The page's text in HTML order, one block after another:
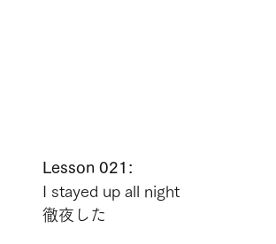
Lesson 021:
I stayed up all night
徹夜した